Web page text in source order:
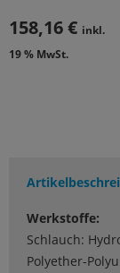
158,16 € inkl.
19 % MwSt.
Werkstoffe:
Schlauch:
Polyether-